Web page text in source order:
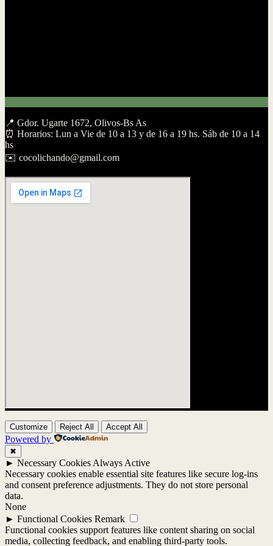
​📍 Gdor. Ugarte 1672, Olivos-Bs As
​⏰ Horarios: Lun a Vie de 10 a 13 y de 16 a 19 hs. Sáb de 10 a 14
hs
​✉️ cocolichando@gmail.com
Customize Reject All Accept All
Powered by
✖
► Necessary Cookies Always Active
Necessary cookies enable essential site features like secure log-ins
and consent preference adjustments. They do not store personal
data.
None
► Functional Cookies Remark
Functional cookies support features like content sharing on social
media, collecting feedback, and enabling third-party tools.